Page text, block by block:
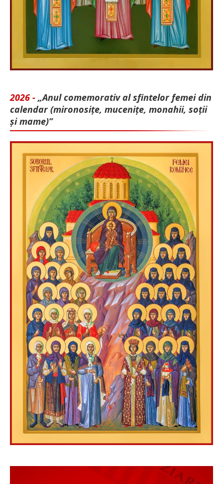
2026 - „Anul comemorativ al sfintelor femei din
calendar (mironosițe, mu­cenițe, monahii, soții
și mame)”